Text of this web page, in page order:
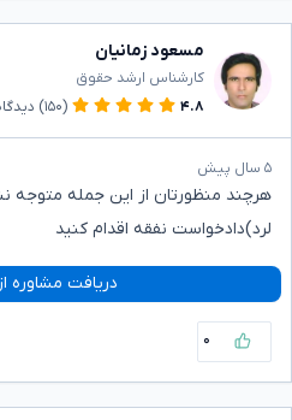
مسعود زمانیان
کارشناس ارشد حقوق
۴.۸
(۱۵۰)
۵ سال پیش
هرچند منظورتان از این جمله متوجه
لرد)دادخواست نفقه اقدام کنید
دریافت مشاوره
۰